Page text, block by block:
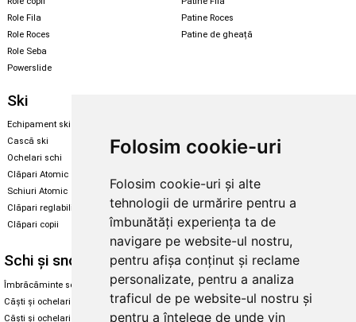
Folosim cookie-uri
Folosim cookie-uri și alte
tehnologii de urmărire pentru a
îmbunătăți experiența ta de
navigare pe website-ul nostru,
pentru afișa conținut și reclame
personalizate, pentru a analiza
traficul de pe website-ul nostru și
pentru a înțelege de unde vin
Role Fila
Role Roces
Role Seba
Powerslide
Patine Roces
Patine de gheață
Ski
Echipament ski
Cască ski
Ochelari schi
Clăpari Atomic
Schiuri Atomic
Clăpari reglabili
Clăpari copii
Echipament snowboard
Skate & longboard
Santa Cruz
Enuff Skateboards
Schi și snowboard
Îmbrăcăminte schi și snowboard
Căști și ochelari de iarnă
Căști și ochelari Alpina
Diverse
Cum aleg rolele
Cum aleg ochelarii
Ochelari de soare Oakley